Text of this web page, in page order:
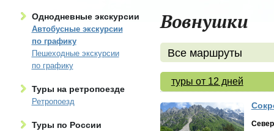
Однодневные экскурсии
Автобусные экскурсии
по графику
Пешеходные экскурсии
по графику
Туры на ретропоезде
Ретропоезд
Туры по России
Вовнушки
Все маршруты
туры от 12 дней